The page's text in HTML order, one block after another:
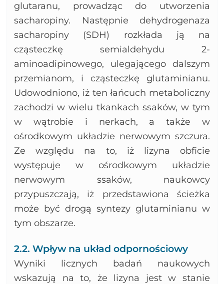
glutaranu, prowadząc do utworzenia
sacharopiny. Następnie dehydrogenaza
sacharopiny (SDH) rozkłada ją na
cząsteczkę semialdehydu 2-
aminoadipinowego, ulegającego dalszym
przemianom, i cząsteczkę glutaminianu.
Udowodniono, iż ten łańcuch metaboliczny
zachodzi w wielu tkankach ssaków, w tym
w wątrobie i nerkach, a także w
ośrodkowym układzie nerwowym szczura.
Ze względu na to, iż lizyna obficie
występuje w ośrodkowym układzie
nerwowym ssaków, naukowcy
przypuszczają, iż przedstawiona ścieżka
może być drogą syntezy glutaminianu w
tym obszarze.
2.2. Wpływ na układ odpornościowy
Wyniki licznych badań naukowych
wskazują na to, że lizyna jest w stanie